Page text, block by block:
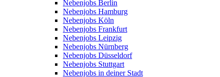
Nebenjobs Berlin
Nebenjobs Hamburg
Nebenjobs Köln
Nebenjobs Frankfurt
Nebenjobs Leipzig
Nebenjobs Nürnberg
Nebenjobs Düsseldorf
Nebenjobs Stuttgart
Nebenjobs in deiner Stadt